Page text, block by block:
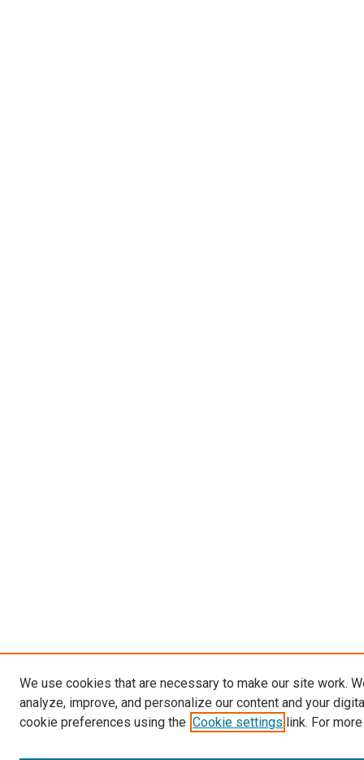
We use cookies that are necessary to make our site work.
analyze, improve, and personalize our content and your
cookie preferences using the Cookie settings link. For